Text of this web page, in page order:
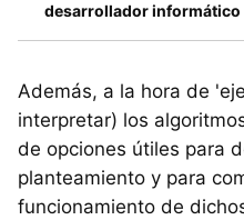
desarrollador informático
Además, a la hora de
interpretar) los
de opciones útiles para
planteamiento y para
funcionamiento de